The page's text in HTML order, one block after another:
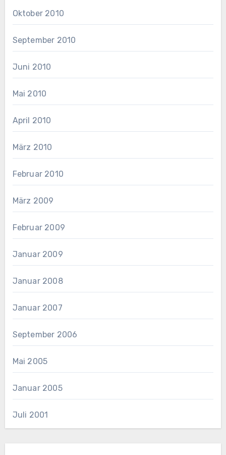
Oktober 2010
September 2010
Juni 2010
Mai 2010
April 2010
März 2010
Februar 2010
März 2009
Februar 2009
Januar 2009
Januar 2008
Januar 2007
September 2006
Mai 2005
Januar 2005
Juli 2001